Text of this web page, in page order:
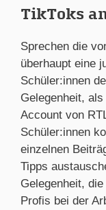
TikToks
Sprechen die
überhaupt eine
Schüler:innen
Gelegenheit,
Account von
Schüler:innen
einzelnen
Tipps
Gelegenheit,
Profis bei der